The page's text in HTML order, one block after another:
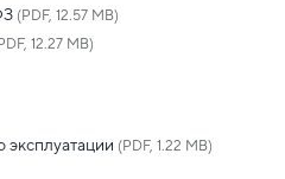
(PDF, 12.57 MB)
12.27 MB)
эксплуатации (PDF, 1.22 MB)